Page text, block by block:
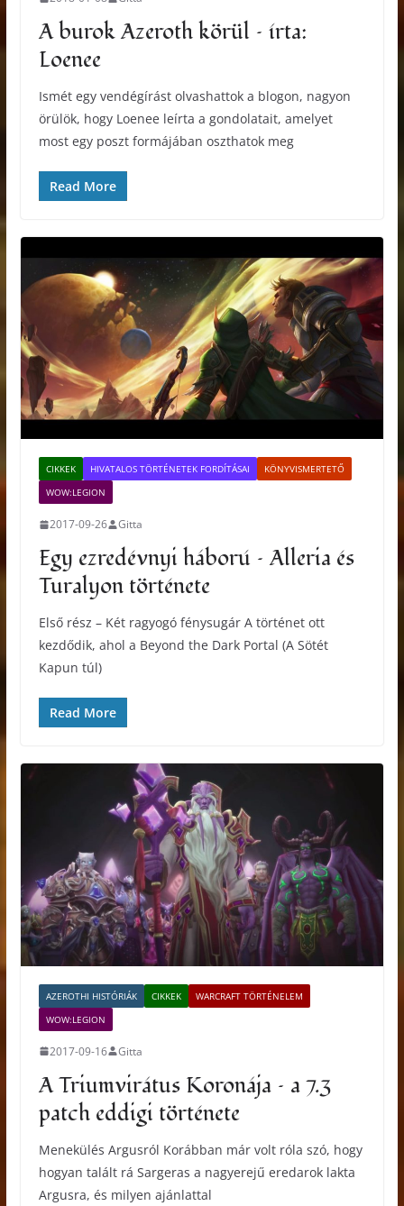
A burok Azeroth körül – írta:
Loenee
Ismét egy vendégírást olvashattok a blogon, nagyon
örülök, hogy Loenee leírta a gondolatait, amelyet
most egy poszt formájában oszthatok meg
Read More
CIKKEK HIVATALOS TÖRTÉNETEK FORDÍTÁSAI
KÖNYVISMERTETŐ
WOW:LEGION
2017-09-26 Gitta
Egy ezredévnyi háború – Alleria és
Turalyon története
Első rész – Két ragyogó fénysugár A történet ott
kezdődik, ahol a Beyond the Dark Portal (A Sötét
Kapun túl)
Read More
AZEROTHI HISTÓRIÁK CIKKEK
WARCRAFT TÖRTÉNELEM
WOW:LEGION
2017-09-16 Gitta
A Triumvirátus Koronája – a 7.3
patch eddigi története
Menekülés Argusról Korábban már volt róla szó, hogy
hogyan talált rá Sargeras a nagyerejű eredarok lakta
Argusra, és milyen ajánlattal